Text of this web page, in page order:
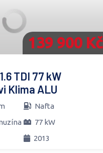
139 900 Kč
TDI 77 kW
Klima ALU
Nafta
77 kW
2013